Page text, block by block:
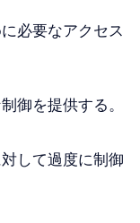
必要なアクセス
御を提供する。
して過度に制御